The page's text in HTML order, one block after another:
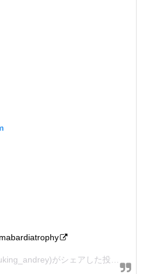
がシェアした投稿 –